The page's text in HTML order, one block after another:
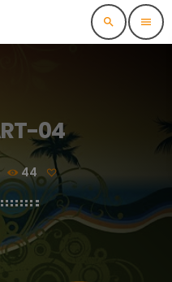
search menu
04
44